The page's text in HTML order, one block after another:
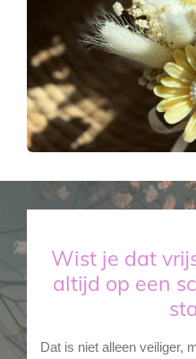
Wist je dat
altijd op een
Dat is niet alleen veiliger,